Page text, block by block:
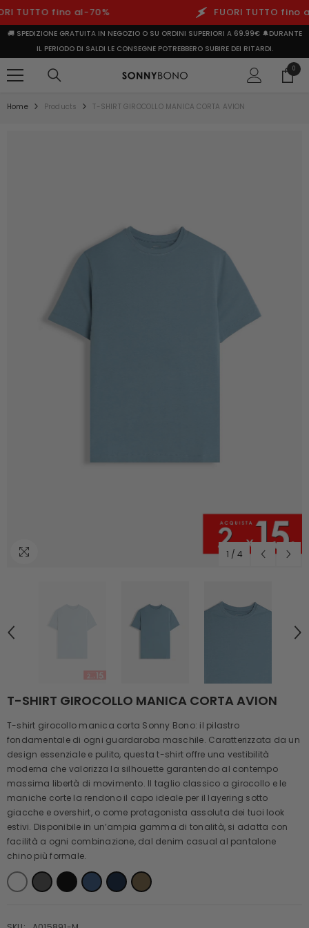
TUTTO fino al-70% FUORI TUTTO fino al-
🚚 SPEDIZIONE GRATUITA IN NEGOZIO O SU ORDINI SUPERIORI A 69.99€ 🔔DURANTE
IL PERIODO DI SALDI LE CONSEGNE POTREBBERO SUBIRE DEI RITARDI.
00
Home Products T-SHIRT GIROCOLLO MANICA CORTA AVION
1 / 4
T-SHIRT GIROCOLLO MANICA CORTA AVION
T-shirt girocollo manica corta Sonny Bono: il pilastro
fondamentale di ogni guardaroba maschile. Caratterizzata da un
design essenziale e pulito, questa t-shirt offre una vestibilità
moderna che valorizza la silhouette garantendo al contempo
massima libertà di movimento. Il taglio classico a girocollo e le
maniche corte la rendono il capo ideale per il layering sotto
giacche e overshirt, o come protagonista assoluta dei tuoi look
estivi. Disponibile in un’ampia gamma di tonalità, si adatta con
facilità a ogni combinazione, dal denim casual al pantalone
chino più formale.